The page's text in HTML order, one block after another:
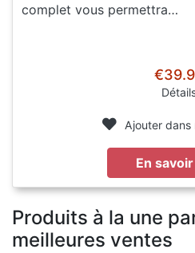
complet vous permettra…
Ajouter dans
En
Produits à la une
meilleures ventes